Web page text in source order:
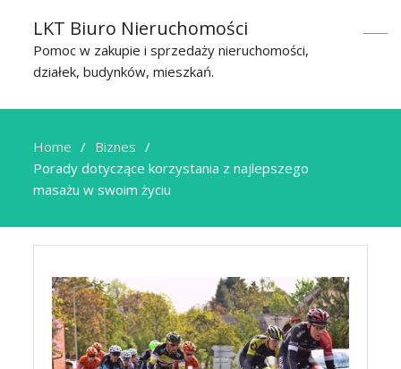
LKT Biuro Nieruchomości
Pomoc w zakupie i sprzedaży nieruchomości,
działek, budynków, mieszkań.
Home
Biznes
Porady dotyczące korzystania z najlepszego
masażu w swoim życiu